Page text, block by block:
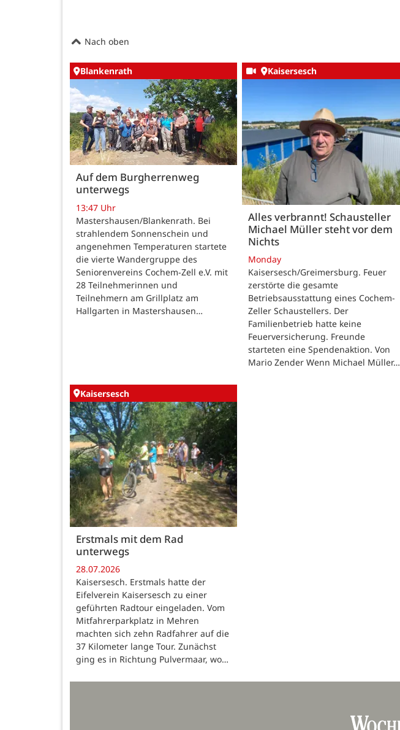
Nach oben
Blankenrath
Auf dem Burgherrenweg
unterwegs
13:47 Uhr
Mastershausen/Blankenrath. Bei
strahlendem Sonnenschein und
angenehmen Temperaturen startete
die vierte Wandergruppe des
Seniorenvereins Cochem-Zell e.V. mit
28 Teilnehmerinnen und
Teilnehmern am Grillplatz am
Hallgarten in Mastershausen…
Kaisersesch
Alles verbrannt! Schausteller
Michael Müller steht vor dem
Nichts
Monday
Kaisersesch/Greimersburg. Feuer
zerstörte die gesamte
Betriebsausstattung eines Cochem-
Zeller Schaustellers. Der
Familienbetrieb hatte keine
Feuerversicherung. Freunde
starteten eine Spendenaktion. Von
Mario Zender Wenn Michael Müller…
Kaisersesch
Erstmals mit dem Rad
unterwegs
28.07.2026
Kaisersesch. Erstmals hatte der
Eifelverein Kaisersesch zu einer
geführten Radtour eingeladen. Vom
Mitfahrerparkplatz in Mehren
machten sich zehn Radfahrer auf die
37 Kilometer lange Tour. Zunächst
ging es in Richtung Pulvermaar, wo…